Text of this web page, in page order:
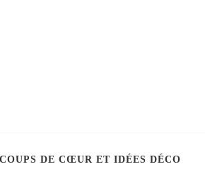
COUPS DE CŒUR ET IDÉES DÉCO